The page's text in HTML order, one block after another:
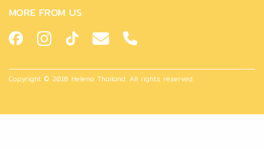
MORE FROM US
Copyright © 2018 Helena Thailand. All rights reserved.